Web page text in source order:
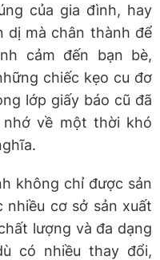
của gia đình, hay
dị mà chân thành để
cảm đến bạn bè,
chiếc kẹo cu đơ
lớp giấy báo cũ đã
về một thời khó
không chỉ được sản
cơ sở sản xuất
lượng và đa dạng
có nhiều thay đổi,